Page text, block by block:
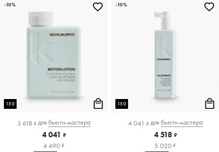
150
3 618 ₽ для бьюти-мастера
4 041 ₽
4 490 ₽
-10%
150
4 041 ₽ для бьюти-мастера
4 518 ₽
5 020 ₽
-10%